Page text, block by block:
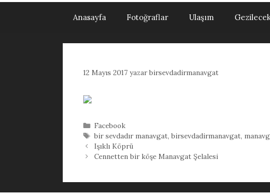
Anasayfa Fotoğraflar Ulaşım
12 Mayıs 2017 yazarbirsevdadirmanavgat
Kategoriler
Facebook
Etiketler
bir sevdadır manavgat,birsevdadirmanavgat,
Işıklı Köprü
Cennetten bir köşe Manavgat Şelalesi